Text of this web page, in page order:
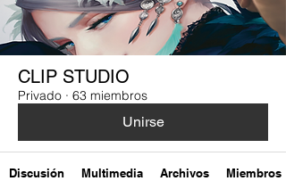
CLIP STUDIO
Privado · 63 miembros
Unirse
Discusión Multimedia Archivos Miembros